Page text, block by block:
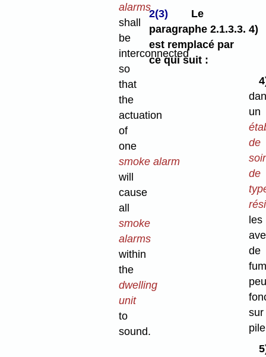
alarms
shall
be
interconnected
so
that
the
actuation
of
one
smoke alarm
will
cause
all
smoke
alarms
within
the
dwelling
unit
to
sound.
2(3)
Le
paragraphe 2.1.3.3. 4)
est remplacé par
ce qui suit :
un
de
de
les
de
sur